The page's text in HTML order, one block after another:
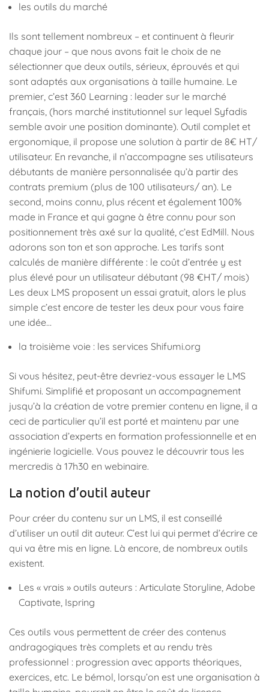
les outils du marché
Ils sont tellement nombreux – et continuent à fleurir
chaque jour – que nous avons fait le choix de ne
sélectionner que deux outils, sérieux, éprouvés et qui
sont adaptés aux organisations à taille humaine. Le
premier, c’est 360 Learning : leader sur le marché
français, (hors marché institutionnel sur lequel Syfadis
semble avoir une position dominante). Outil complet et
ergonomique, il propose une solution à partir de 8€ HT/
utilisateur. En revanche, il n’accompagne ses utilisateurs
débutants de manière personnalisée qu’à partir des
contrats premium (plus de 100 utilisateurs/ an). Le
second, moins connu, plus récent et également 100%
made in France et qui gagne à être connu pour son
positionnement très axé sur la qualité, c’est EdMill. Nous
adorons son ton et son approche. Les tarifs sont
calculés de manière différente : le coût d’entrée y est
plus élevé pour un utilisateur débutant (98 €HT/ mois)
Les deux LMS proposent un essai gratuit, alors le plus
simple c’est encore de tester les deux pour vous faire
une idée…
la troisième voie : les services Shifumi.org
Si vous hésitez, peut-être devriez-vous essayer le LMS
Shifumi. Simplifié et proposant un accompagnement
jusqu’à la création de votre premier contenu en ligne, il a
ceci de particulier qu’il est porté et maintenu par une
association d’experts en formation professionnelle et en
ingénierie logicielle. Vous pouvez le découvrir tous les
mercredis à 17h30 en webinaire.
La notion d’outil auteur
Pour créer du contenu sur un LMS, il est conseillé
d’utiliser un outil dit auteur. C’est lui qui permet d’écrire ce
qui va être mis en ligne. Là encore, de nombreux outils
existent.
Les « vrais » outils auteurs : Articulate Storyline, Adobe
Captivate, Ispring
Ces outils vous permettent de créer des contenus
andragogiques très complets et au rendu très
professionnel : progression avec apports théoriques,
exercices, etc. Le bémol, lorsqu’on est une organisation à